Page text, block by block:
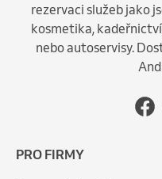
rezervaci služeb jako
kosmetika,
nebo autoservisy.
PRO FIRMY